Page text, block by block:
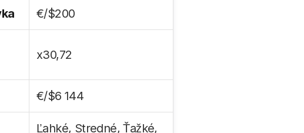
€/$200
x30,72
€/$6 144
Ľahké, Stredné, Ťažké,